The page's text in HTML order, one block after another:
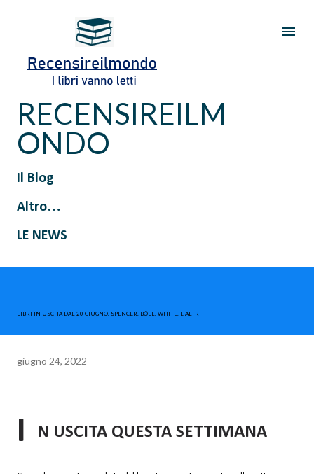
Passa ai contenuti principali
RECENSIREILM
ONDO
Il Blog
Altro…
LE NEWS
LIBRI IN USCITA DAL 20 GIUGNO. SPENCER. BÖLL. WHITE. E ALTRI
giugno 24, 2022
I N USCITA QUESTA SETTIMANA